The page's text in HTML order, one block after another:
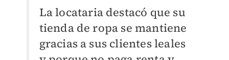
La locataria destacó que su
tienda de ropa se mantiene
gracias a sus clientes leales